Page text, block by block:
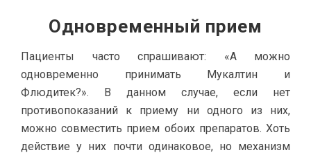
Одновременный прием
Пациенты часто спрашивают: «А можно
одновременно принимать Мукалтин и
Флюдитек?». В данном случае, если нет
противопоказаний к приему ни одного из них,
можно совместить прием обоих препаратов. Хоть
действие у них почти одинаковое, но механизм